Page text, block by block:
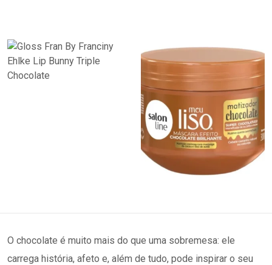
O chocolate é muito mais do que uma sobremesa: ele
carrega história, afeto e, além de tudo, pode inspirar o seu